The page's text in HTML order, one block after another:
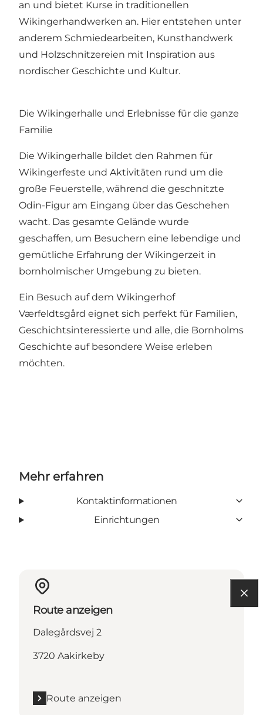
an und bietet Kurse in traditionellen
Wikingerhandwerken an. Hier entstehen unter
anderem Schmiedearbeiten, Kunsthandwerk
und Holzschnitzereien mit Inspiration aus
nordischer Geschichte und Kultur.
Die Wikingerhalle und Erlebnisse für die ganze
Familie
Die Wikingerhalle bildet den Rahmen für
Wikingerfeste und Aktivitäten rund um die
große Feuerstelle, während die geschnitzte
Odin-Figur am Eingang über das Geschehen
wacht. Das gesamte Gelände wurde
geschaffen, um Besuchern eine lebendige und
gemütliche Erfahrung der Wikingerzeit in
bornholmischer Umgebung zu bieten.
Ein Besuch auf dem Wikingerhof
Værfeldtsgård eignet sich perfekt für Familien,
Geschichtsinteressierte und alle, die Bornholms
Geschichte auf besondere Weise erleben
möchten.
Mehr erfahren
Kontaktinformationen
Einrichtungen
Route anzeigen
Dalegårdsvej 2
3720 Aakirkeby
Route anzeigen